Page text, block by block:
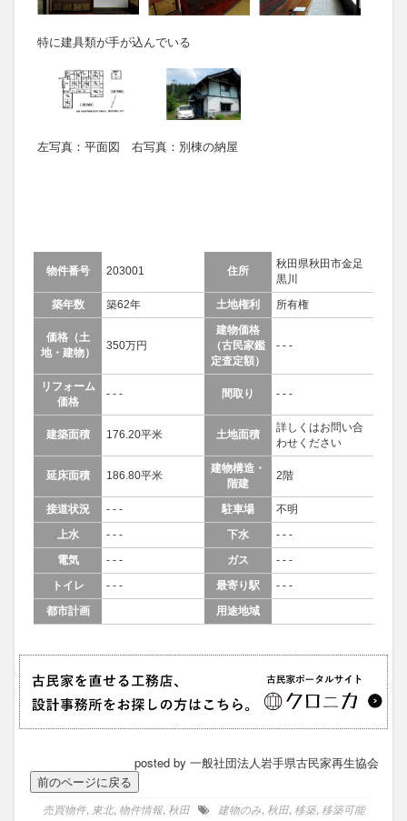
特に建具類が手が込んでいる
左写真：平面図 右写真：別棟の納屋
物件番号 203001 住所
秋田県秋田市金足
黒川
築年数
築62年 土地権利 所有権
価格（土
地・建物）
350万円
建物価格
（古民家鑑
定査定額）
- - -
リフォーム
価格
- - - 間取り - - -
建築面積 176.20平米 土地面積
詳しくはお問い合
わせください
延床面積 186.80平米
建物構造・
階建
2階
接道状況 - - - 駐車場
不明
上水
- - - 下水
- - -
電気
- - - ガス
- - -
トイレ
- - - 最寄り駅
- - -
都市計画
用途地域
posted by 一般社団法人岩手県古民家再生協会
売買物件, 東北, 物件情報, 秋田 建物のみ, 秋田, 移築, 移築可能